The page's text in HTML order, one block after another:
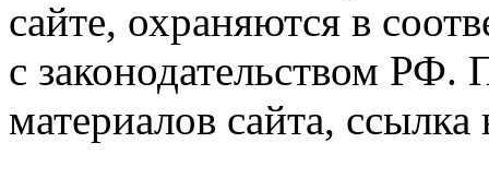
сайте, охраняются в
с законодательством
материалов сайта, ссылка